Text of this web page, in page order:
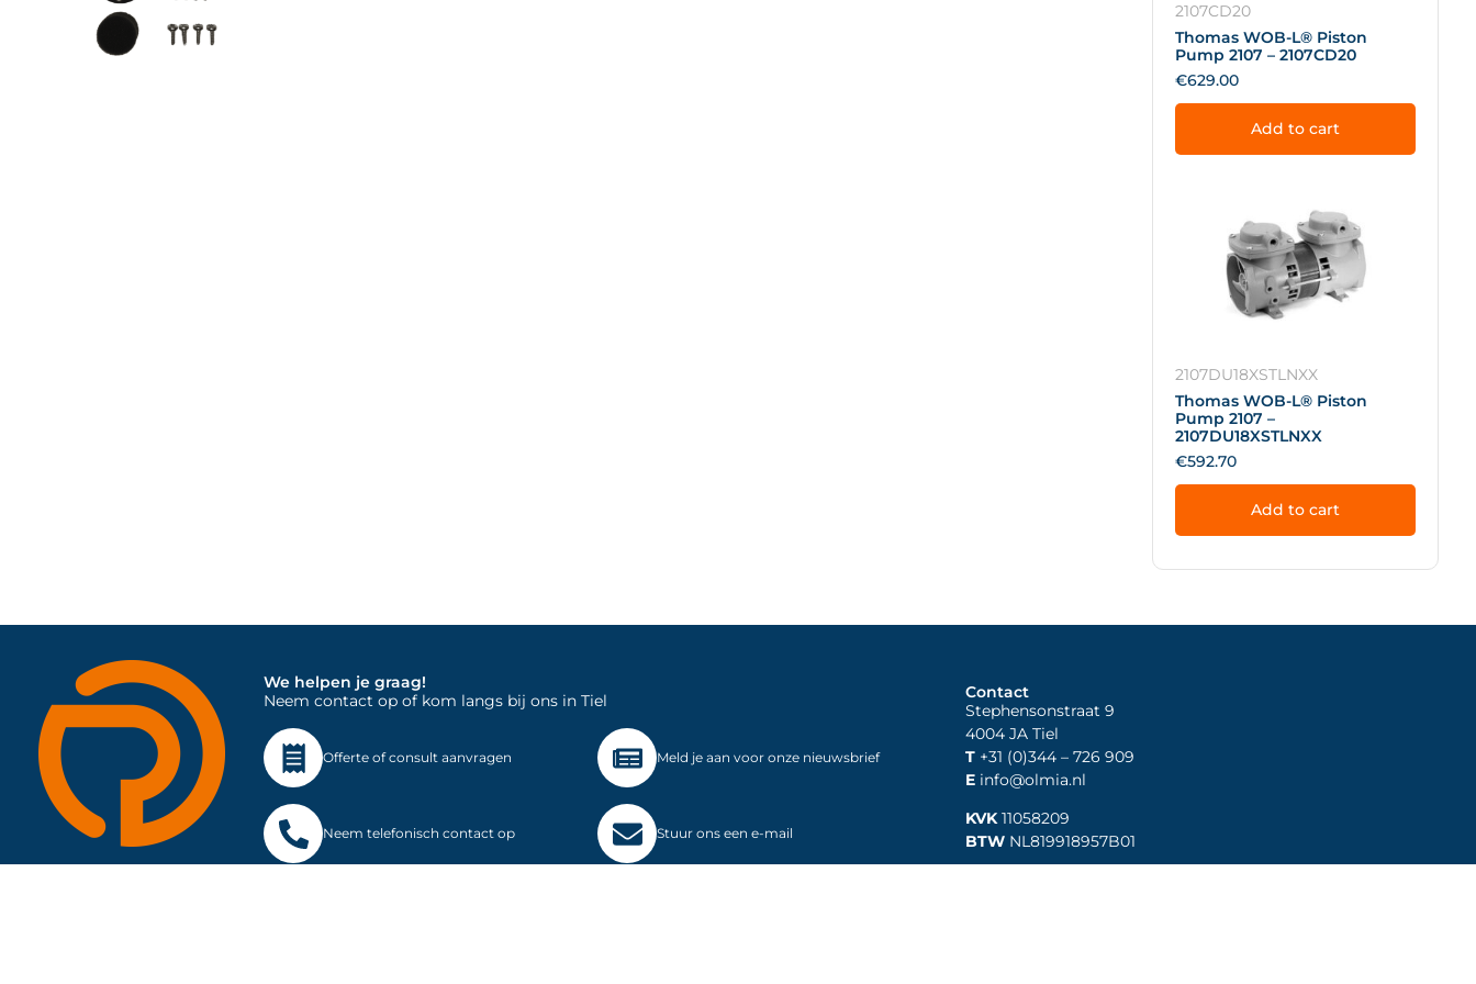
2107CD20
Thomas WOB-L® Piston
Pump 2107 – 2107CD20
€629.00
Add to cart
2107DU18XSTLNXX
Thomas WOB-L® Piston
Pump 2107 –
2107DU18XSTLNXX
€592.70
Add to cart
We helpen je graag!
Neem contact op of kom langs bij ons in Tiel
Offerte of consult aanvragen
Neem telefonisch contact op
Meld je aan voor onze nieuwsbrief
Stuur ons een e-mail
Contact
Stephensonstraat 9
4004 JA Tiel
T+31 (0)344– 726 909
Einfo@olmia.nl
KVK11058209
BTWNL819918957B01